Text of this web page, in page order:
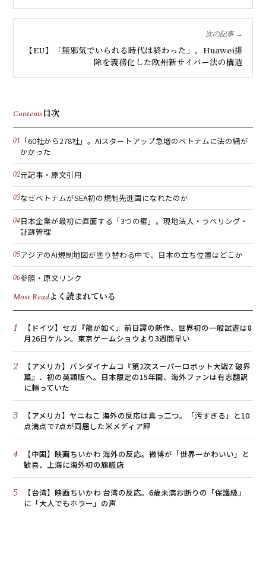
次の記事 →
【EU】「無邪気でいられる時代は終わった」。Huawei排
除を義務化した欧州新サイバー法の構造
Contents目次
「60社から278社」。AIスタートアップ急増のベトナムに法の網が
かかった
元記事・原文引用
なぜベトナムがSEA初の規制先進国になれたのか
日本企業が最初に直面する「3つの壁」。現地法人・ラベリング・
証跡管理
アジアのAI規制地図が塗り替わる中で、日本の立ち位置はどこか
参照・原文リンク
Most Readよく読まれている
1
【ドイツ】セガ『龍が如く』前日譚の新作、世界初の一般試遊は8
月26日ケルン。東京ゲームショウより3週間早い
2
【アメリカ】バンダイナムコ『第2次スーパーロボット大戦Z 破界
篇』、初の英語版へ。日本限定の15年間、海外ファンは有志翻訳
に頼っていた
3
【アメリカ】ヤニねこ 海外の反応は真っ二つ。「汚すぎる」と10
点満点で7点が同居した米メディア評
4
【中国】映画ちいかわ 海外の反応。微博が「世界一かわいい」と
歓喜、上海に海外初の旗艦店
5
【台湾】映画ちいかわ 台湾の反応。6歳未満お断りの「保護級」
に「大人でもホラー」の声